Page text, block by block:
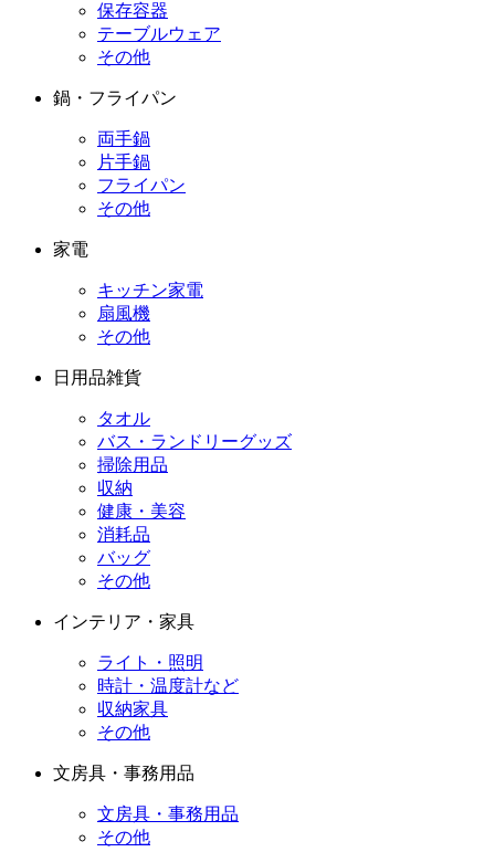
保存容器
テーブルウェア
その他
鍋・フライパン
両手鍋
片手鍋
フライパン
その他
家電
キッチン家電
扇風機
その他
日用品雑貨
タオル
バス・ランドリーグッズ
掃除用品
収納
健康・美容
消耗品
バッグ
その他
インテリア・家具
ライト・照明
時計・温度計など
収納家具
その他
文房具・事務用品
文房具・事務用品
その他